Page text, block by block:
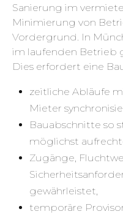
Sanierung im
Minimierung von
Vordergrund. In
im laufenden Betrieb
Dies erfordert eine
zeitliche Abläufe
Mieter
Bauabschnitte so
möglichst
Zugänge,
gewährleistet,
temporäre